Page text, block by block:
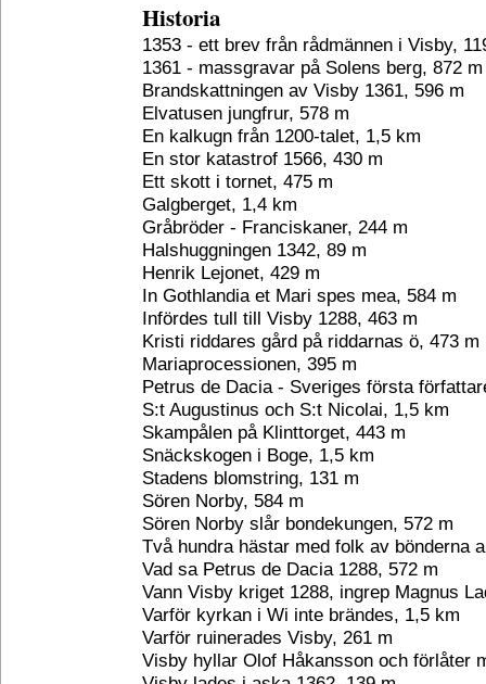
Historia
1353 - ett brev från rådmännen i Visby,
1361 - massgravar på Solens berg, 872 m
Brandskattningen av Visby 1361, 596 m
Elvatusen jungfrur, 578 m
En kalkugn från 1200-talet, 1,5 km
En stor katastrof 1566, 430 m
Ett skott i tornet, 475 m
Galgberget, 1,4 km
Gråbröder - Franciskaner, 244 m
Halshuggningen 1342, 89 m
Henrik Lejonet, 429 m
In Gothlandia et Mari spes mea, 584 m
Infördes tull till Visby 1288, 463 m
Kristi riddares gård på riddarnas ö, 473 m
Mariaprocessionen, 395 m
Petrus de Dacia - Sveriges första
S:t Augustinus och S:t Nicolai, 1,5 km
Skampålen på Klinttorget, 443 m
Snäckskogen i Boge, 1,5 km
Stadens blomstring, 131 m
Sören Norby, 584 m
Sören Norby slår bondekungen, 572 m
Två hundra hästar med folk av bönderna
Vad sa Petrus de Dacia 1288, 572 m
Vann Visby kriget 1288, ingrep Magnus
Varför kyrkan i Wi inte brändes, 1,5 km
Varför ruinerades Visby, 261 m
Visby hyllar Olof Håkansson och förlåter